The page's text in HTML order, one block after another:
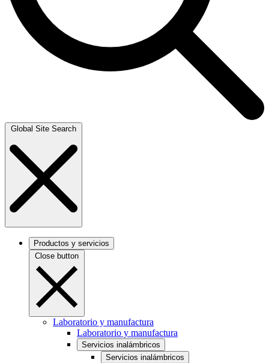
Global Site Search
Productos y servicios
Close button
Laboratorio y manufactura
Laboratorio y manufactura
Servicios inalámbricos
Servicios inalámbricos